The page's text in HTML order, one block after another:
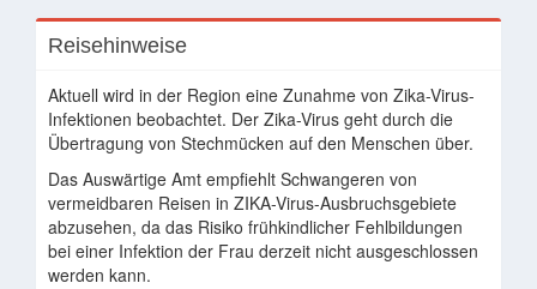
Reisehinweise
Aktuell wird in der Region eine Zunahme von Zika-Virus-
Infektionen beobachtet. Der Zika-Virus geht durch die
Übertragung von Stechmücken auf den Menschen über.
Das Auswärtige Amt empfiehlt Schwangeren von
vermeidbaren Reisen in ZIKA-Virus-Ausbruchsgebiete
abzusehen, da das Risiko frühkindlicher Fehlbildungen
bei einer Infektion der Frau derzeit nicht ausgeschlossen
werden kann.